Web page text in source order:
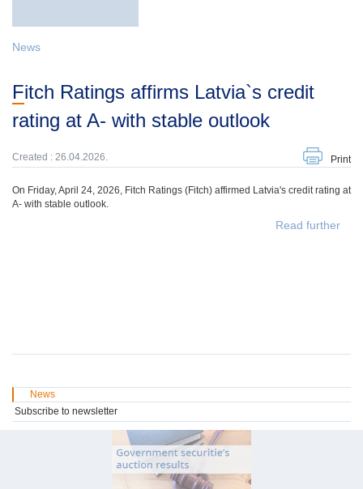
News
Fitch Ratings affirms Latvia`s credit
rating at A- with stable outlook
Created : 26.04.2026. Print
On Friday, April 24, 2026, Fitch Ratings (Fitch) affirmed Latvia's credit rating at
A- with stable outlook.
Read further
News
Subscribe to newsletter